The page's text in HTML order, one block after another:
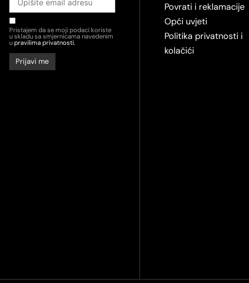
Pristajem da se moji podaci koriste
u skladu sa smjernicama navedenim
upravilima privatnosti.
Povrati i reklamacije
Opći uvjeti
Politika privatnosti i
kolačići